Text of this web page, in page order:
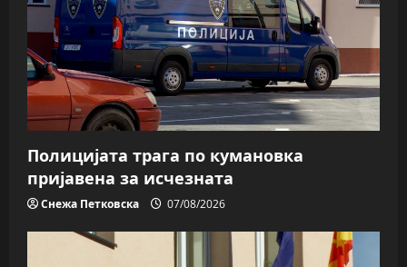
Полицијата трага пo кумановка
пријавена за исчезната
Снежа Петковска 07/08/2026